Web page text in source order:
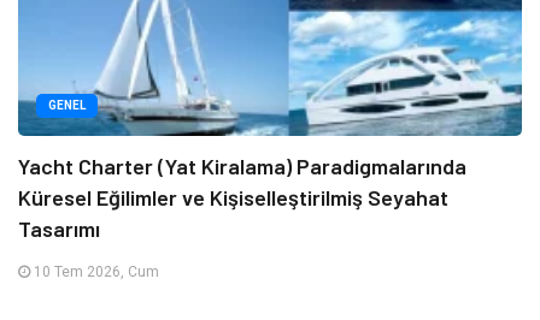
GENEL
Yacht Charter (Yat Kiralama) Paradigmalarında
Küresel Eğilimler ve Kişiselleştirilmiş Seyahat
Tasarımı
10 Tem 2026, Cum